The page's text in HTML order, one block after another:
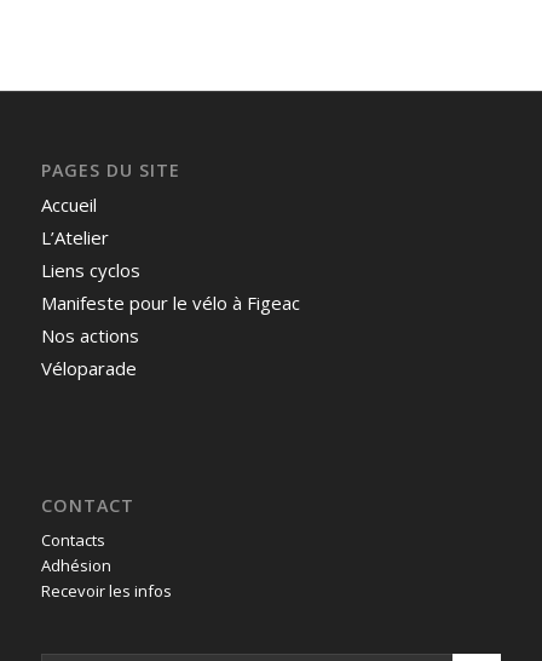
PAGES DU SITE
Accueil
L’Atelier
Liens cyclos
Manifeste pour le vélo à Figeac
Nos actions
Véloparade
CONTACT
Contacts
Adhésion
Recevoir les infos